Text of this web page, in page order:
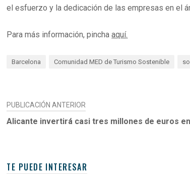
el esfuerzo y la dedicación de las empresas en el
Para más información, pinchaaquí.
Barcelona Comunidad MED de Turismo Sostenible
NAVEGACIÓN
DE
PUBLICACIÓN ANTERIOR
Alicante invertirá casi tres millones de euros
TE PUEDE INTERESAR